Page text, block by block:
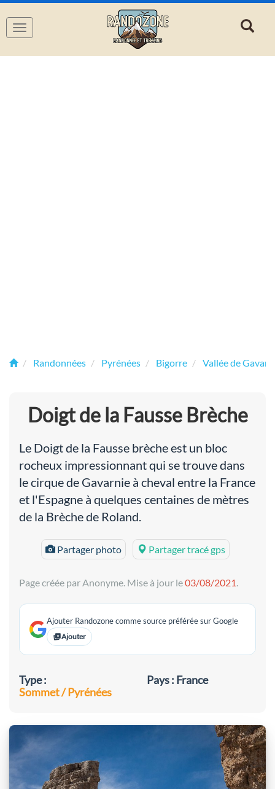
Navigation
Randonnées Pyrénées Bigorre Vallée de
Doigt de la Fausse Brèche
Le Doigt de la Fausse brèche est un bloc
rocheux impressionnant qui se trouve dans
le cirque de Gavarnie à cheval entre la France
et l'Espagne à quelques centaines de mètres
de la Brèche de Roland.
Partager photo Partager tracé gps
Page créée par Anonyme. Mise à jour le03/08/2021.
Ajouter Randozone comme source préférée sur Google
Ajouter
Type :
Sommet / Pyrénées
Pays : France